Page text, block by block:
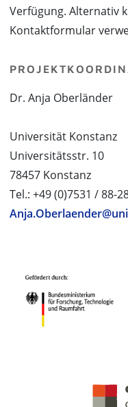
Verfügung. Alternativ
Kontaktformular
Dr. Anja Oberländer
Universität Konstanz
Universitätsstr. 10
78457 Konstanz
Tel.: +49 (0)7531 / 88-